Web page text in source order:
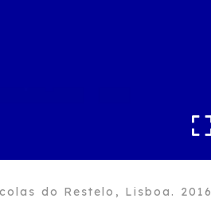
do Restelo, Lisboa. 2016